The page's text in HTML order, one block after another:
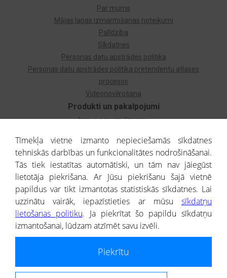
Produkti un pakalpojumi
Izziņa par uzņēmumu
Dzimtas koks
Uzņēmumu atlase
Monitorings
Kredītizziņa par ārvalstu uzņēmumiem
Par mums
Mājas lapas izmantošanas noteikumi
Palīdzība
Sīkdatnes
Personas datu apstrādes politika
Personas datu apstrādes politika pretendentu atlases
procesos
Videonovērošana
® CREDITREFORM Latvija
SIA
Portāla ietvaros saņemtajai informācijai ir uzziņas raksturs, un tai nav
Tīmekļa vietne izmanto nepieciešamās sīkdatnes
tehniskās darbības un funkcionalitātes nodrošināšanai.
Tās tiek iestatītas automātiski, un tām nav jāiegūst
lietotāja piekrišana. Ar Jūsu piekrišanu šajā vietnē
papildus var tikt izmantotas statistiskās sīkdatnes. Lai
uzzinātu vairāk, iepazīstieties ar mūsu sīkdatņu
lietošanas politiku. Ja piekrītat šo papildu sīkdatņu
izmantošanai, lūdzam atzīmēt savu izvēli.
Piekrītu